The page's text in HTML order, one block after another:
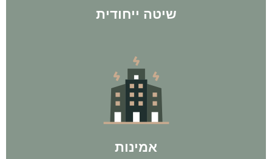
שיטה ייחודית
אמינות
לחברת BP Group יש את המוניטין הרב ביותר בתחום ההשקעות
בישראל עם ליווי של אלפי לקוחות מרוצים ל100% הצלחה.